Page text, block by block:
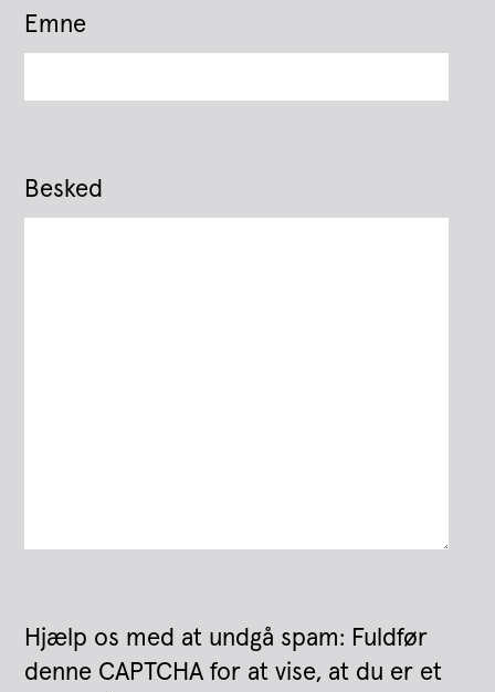
Emne
Besked
Hjælp os med at undgå spam: Fuldfør
denne CAPTCHA for at vise, at du er et